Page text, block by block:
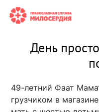
День
49-летний Фаат
грузчиком в